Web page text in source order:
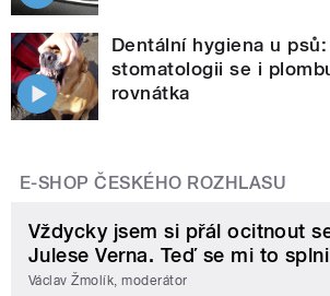
Dentální hygiena u
stomatologii se i
rovnátka
E-SHOP ČESKÉHO ROZHLASU
Vždycky jsem si přál ocitnout
Julese Verna. Teď se mi to
Václav Žmolík, moderátor